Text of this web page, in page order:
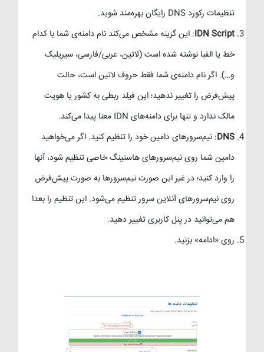
تنظیمات رکورد DNS رایگان بهره‌مند شوید.
IDN Script: این گزینه مشخص می‌کند نام دامنه‌ی شما با کدام
خط یا الفبا نوشته شده است (لاتین، عربی/فارسی، سیریلیک
و…). اگر نام دامنه‌ی شما فقط حروف لاتین است، حالت
پیش‌فرض را تغییر ندهید؛ این فیلد ربطی به کشور یا هویت
مالک ندارد و تنها برای دامنه‌های IDN معنا پیدا می‌کند.
DNS: نیم‌سرورهای دامین خود را تنظیم کنید. اگر می‌خواهید
دامین شما روی نیم‌سرورهای هاستینگ خاصی تنظیم شود، آنها
را وارد کنید؛ در غیر این صورت نیم‌سرورها به صورت پیش‌فرض
روی نیم‌سرورهای آنلاین سرور تنظیم می‌شود. این تنظیم را بعدا
هم می‌توانید در پنل کاربری تغییر دهید.
روی «ادامه» بزنید.